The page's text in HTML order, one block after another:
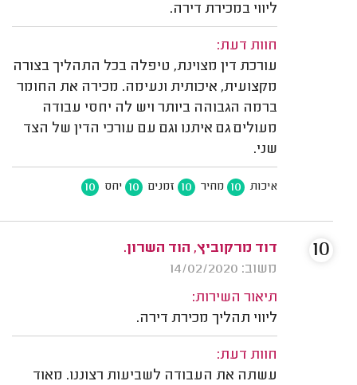
ליווי במכירת דירה.
חוות דעת:
עורכת דין מצוינת, טיפלה בכל התהליך בצורה
מקצועית, איכותית ונעימה. מכירה את החומר
ברמה הגבוהה ביותר ויש לה יחסי עבודה
מעולים גם איתנו וגם עם עורכי הדין של הצד
שני.
איכות 10 מחיר 10 זמנים 10 יחס 10
דוד מרקוביץ, הוד השרון.
משוב: 14/02/2020
תיאור השירות:
ליווי תהליך מכירת דירה.
חוות דעת:
עשתה את העבודה לשביעות רצוננו. מאוד
10